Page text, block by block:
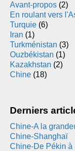
Avant-propos (2)
En roulant vers
Turquie (6)
Iran (1)
Turkménistan (3)
Ouzbékistan (1)
Kazakhstan (2)
Chine (18)
Derniers
Chine-A la
Chine-Shanghaï
Chine-De Pékin à